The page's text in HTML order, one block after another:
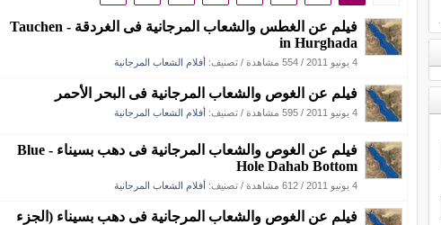
فيلم عن الغطس والشعاب المرجانية فى الغردقة - Tauchen
in Hurghada
4 يونيو 2011 / 554 مشاهدة / تصنيف: أفلام الشعاب المرجانية
فيلم عن الغوص والشعاب المرجانية فى البحر الأحمر
4 يونيو 2011 / 595 مشاهدة / تصنيف: أفلام الشعاب المرجانية
فيلم عن الغوص والشعاب المرجانية فى دهب بسيناء - Blue
Hole Dahab Bottom
4 يونيو 2011 / 612 مشاهدة / تصنيف: أفلام الشعاب المرجانية
فيلم عن الغوص والشعاب المرجانية فى دهب بسيناء (الجزء